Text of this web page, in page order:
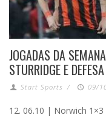
JOGADAS DA
STURRIDGE E
Start Sports / 09/
12. 06.10 | Norwich